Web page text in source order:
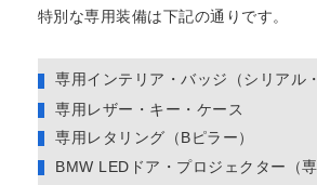
特別な専用装備は下記の通りです。
専用インテリア・バッジ（シリアル
専用レザー・キー・ケース
専用レタリング（Bピラー）
BMW LEDドア・プロジェクター（専